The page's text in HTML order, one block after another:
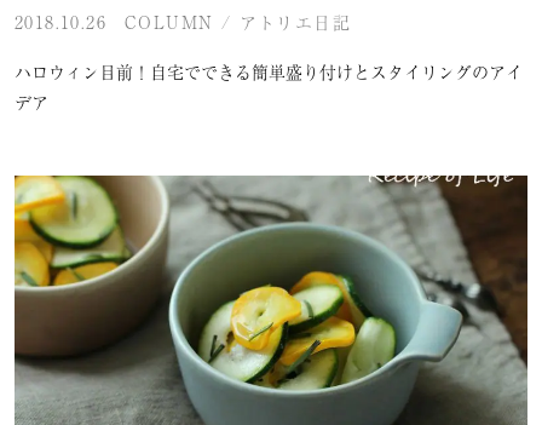
2018.10.26 COLUMN / アトリエ日記
ハロウィン目前！自宅でできる簡単盛り付けとスタイリングのアイ
デア